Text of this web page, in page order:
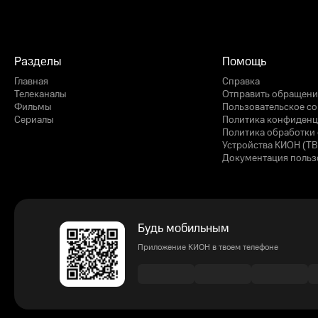
Разделы
Главная
Телеканалы
Фильмы
Сериалы
Помощь
Справка
Отправить
Пользовательское
Политика
Политика
Устройства КИОН
Документация
Будь мобильным
Приложение КИОН в твоем телефоне